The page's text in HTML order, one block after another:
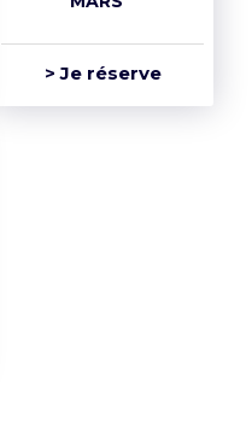
> Je réserve